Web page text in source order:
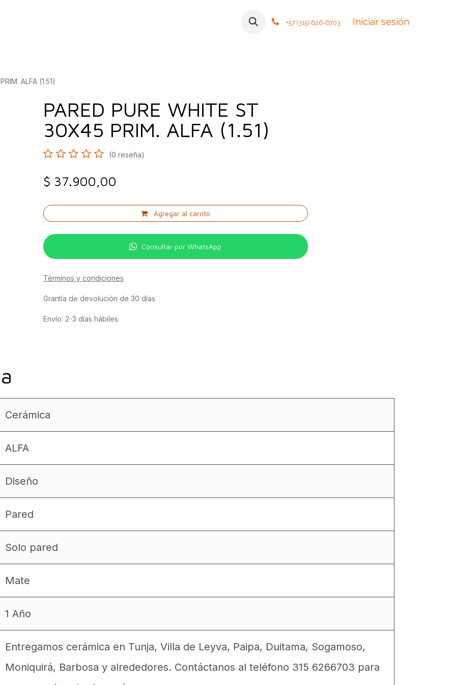
Contáctanos Foro Cursos Tiendas
+57 (315) 626-6703 Iniciar sesión
ALFA (1.51)
PARED PURE WHITE ST
30X45 PRIM. ALFA (1.51)
(0 reseña)
$ 37.900,00
Agregar al carrito
Consultar por WhatsApp
Términos y condiciones
Grantía de devolución de 30 días
Envío: 2-3 días hábiles
Cerámica
ALFA
Diseño
Pared
Solo pared
Mate
1 Año
Entregamos cerámica en Tunja, Villa de Leyva, Paipa, Duitama, Sogamoso,
Moniquirá, Barbosa y alrededores. Contáctanos al teléfono 315 6266703 para